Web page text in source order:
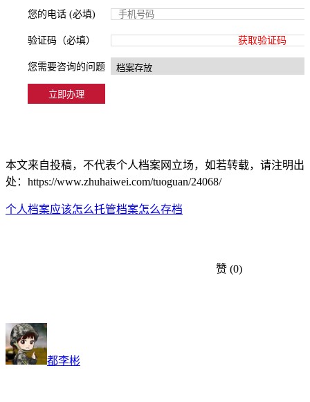
您的电话 (必填)
验证码（必填） 获取验证码
您需要咨询的问题
本文来自投稿，不代表个人档案网立场，如若转载，请注明出
处：https://www.zhuhaiwei.com/tuoguan/24068/
个人档案应该怎么托管档案怎么存档
赞 (0)
都李彬